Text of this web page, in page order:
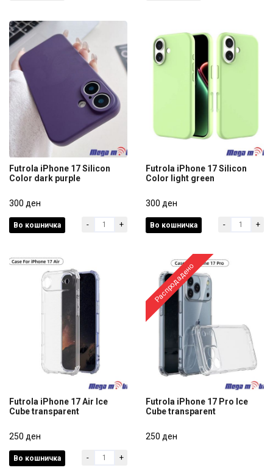
Color dark purple
300 ден
Futrola iPhone 17 Silicon
Color dark purple
300 ден
Во кошничка - +
Color light green
300 ден
Futrola iPhone 17 Silicon
Color light green
300 ден
Во кошничка - +
Cube transparent
250 ден
Futrola iPhone 17 Air Ice
Cube transparent
250 ден
Во кошничка - +
Распродадено
Cube transparent
Futrola iPhone 17 Pro Ice
Cube transparent
250 ден